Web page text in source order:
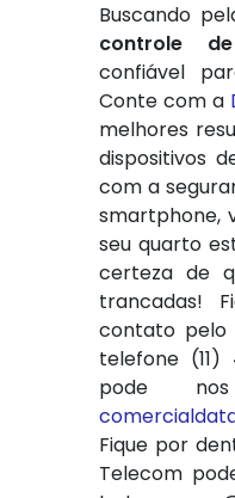
Buscando
controle
confiável
Conte com a
melhores
dispositivos
com a
smartphone,
seu quarto
certeza de
trancadas!
contato pelo
telefone
pode
Fique por
Telecom